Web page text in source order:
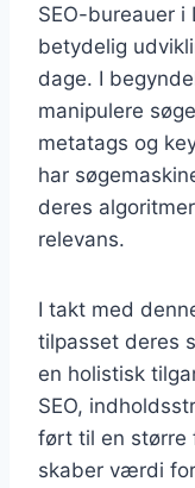
SEO-bureauer i
betydelig
dage. I
manipulere
metatags og
har
deres
relevans.
I takt med
tilpasset deres
en holistisk
SEO,
ført til en større
skaber værdi